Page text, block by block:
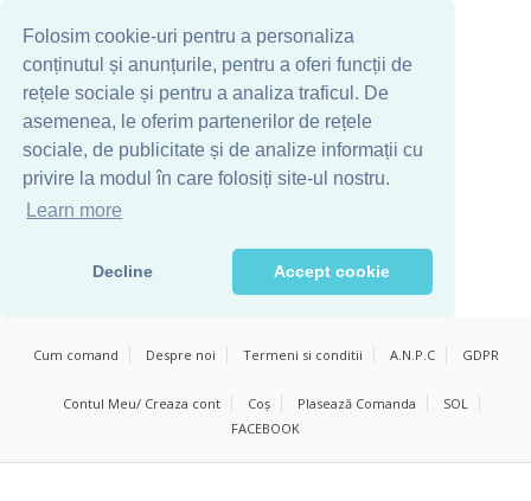
Folosim cookie-uri pentru a personaliza
conținutul și anunțurile, pentru a oferi funcții de
rețele sociale și pentru a analiza traficul. De
asemenea, le oferim partenerilor de rețele
sociale, de publicitate și de analize informații cu
privire la modul în care folosiți site-ul nostru.
Learn more
Decline Accept cookie
Cum comand Despre noi Termeni si conditii A.N.P.C GDPR
Contul Meu/ Creaza cont Coș Plasează Comanda
SOL
FACEBOOK